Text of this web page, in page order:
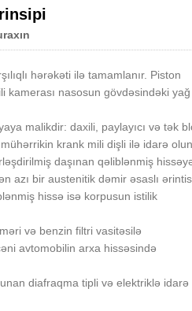
hərəkəti ilə tamamlanır. Piston
kamerası nasosun gövdəsindəki yağ
malikdir: daxili, paylayıcı və tək
krank mili dişli ilə idarə
daşınan qəliblənmiş
azı bir austenitik dəmir əsaslı
hissə isə korpusun istilik
və benzin filtri vasitəsilə
avtomobilin arxa hissəsində
diafraqma tipli və elektriklə idarə